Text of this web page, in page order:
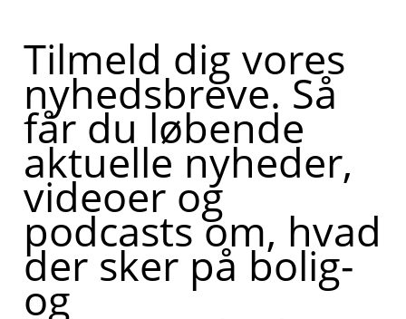
Tilmeld dig vores
nyhedsbreve. Så
får du løbende
aktuelle nyheder,
videoer og
podcasts om, hvad
der sker på bolig-
og